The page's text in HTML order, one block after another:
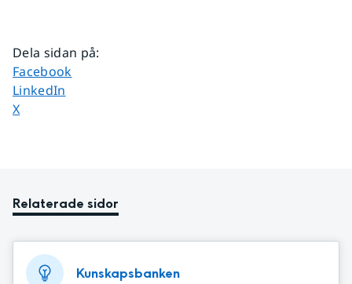
Dela sidan på:
Dela sidan på
Facebook
Dela sidan på
LinkedIn
Dela sidan på
X
Relaterade sidor
Kunskapsbanken